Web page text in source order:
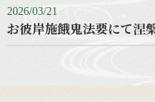
2026/03/21
お彼岸施餓鬼法要にて涅